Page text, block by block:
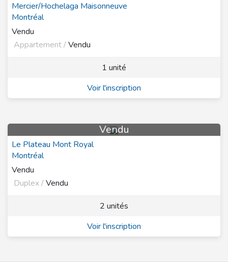
Mercier/Hochelaga Maisonneuve
Montréal
Vendu
Appartement /Vendu
1 unité
Voir l'inscription
Vendu
Le Plateau Mont Royal
Montréal
Vendu
Duplex /Vendu
2 unités
Voir l'inscription